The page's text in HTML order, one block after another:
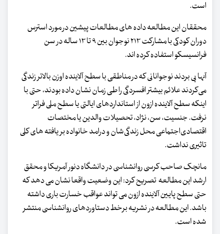
است.
محققان این مطالعه داده های مطالعات پیشین در مورد استرس
دوران کودکی با مشارکت ۲۱۳ نوجوان بین ۹ تا ۱۳ ساله در سن
فرانسیسکو استفاده کرده اند.
آنها پی بردند نوجوانانی که در مناطقی با سطح آلاینده اوزن بالاتر زندگی
می‌کردند علائم بیشتر افسردگی را طی زمان نشان داده‌ بودند، حتی با
اینکه سطح آلاینده ازون از استانداردهای ایالتی یا سطح ملی فراتر
نرفت. جنسیت، سن، نژاد، تحصیلات والدین یا مختصات
اقتصادی‌اجتماعی محل زندگی‌شان و درامد خانواده بر یافته های کلی
تاثیری نداشت.
مانچک صاحب کرسی روانشناسی در دانشگاه دنور آمریکا و محقق
ارشد این مطالعه تصریح کرد: این وضعیت واقعا نشان می دهد که
حتی سطح پایین آلاینده ازون می تواند عواقب خسارت باری داشته
باشد. این مطالعه در نشریه برخط دستاوردهای روانشناسی منتشر
شده است.